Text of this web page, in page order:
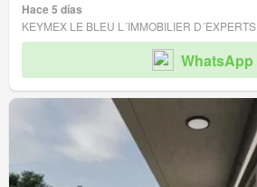
Hace 5 días
KEYMEX LE BLEU L´IMMOBILIER D´EXPERTS
WhatsApp